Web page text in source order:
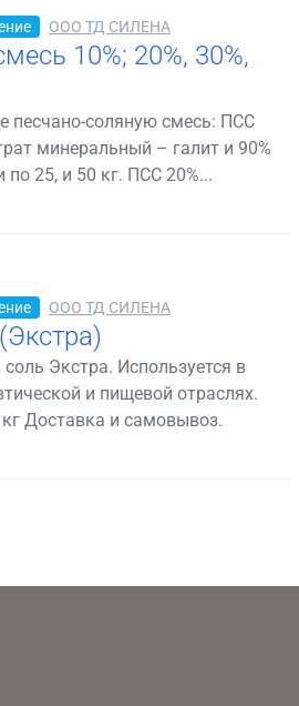
ООО ТД СИЛЕНА
10%; 20%, 30%,
песчано-соляную смесь: ПСС
минеральный – галит и 90%
25, и 50 кг. ПСС 20%...
ООО ТД СИЛЕНА
Экстра. Используется в
и пищевой отраслях.
Доставка и самовывоз.